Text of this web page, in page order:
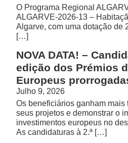
O Programa Regional
ALGARVE-2026-13 –
Algarve, com uma dotação de
[…]
NOVA DATA! –
edição dos Prémios
Europeus
Julho 9, 2026
Os beneficiários ganham mais
seus projetos e demonstrar o
investimentos europeus no
As candidaturas à 2.ª […]